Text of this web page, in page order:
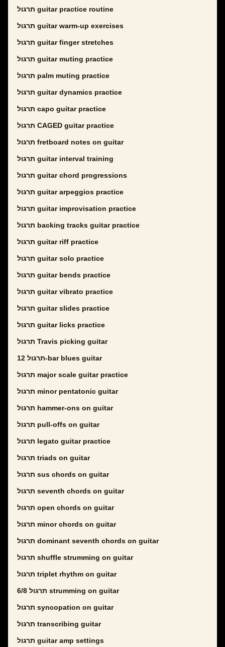
תרגול guitar practice routine
תרגול guitar warm-up exercises
תרגול guitar finger stretches
תרגול guitar muting practice
תרגול palm muting practice
תרגול guitar dynamics practice
תרגול capo guitar practice
תרגול CAGED guitar practice
תרגול fretboard notes on guitar
תרגול guitar interval training
תרגול guitar chord progressions
תרגול guitar arpeggios practice
תרגול guitar improvisation practice
תרגול backing tracks guitar practice
תרגול guitar riff practice
תרגול guitar solo practice
תרגול guitar bends practice
תרגול guitar vibrato practice
תרגול guitar slides practice
תרגול guitar licks practice
תרגול Travis picking guitar
תרגול 12-bar blues guitar
תרגול major scale guitar practice
תרגול minor pentatonic guitar
תרגול hammer-ons on guitar
תרגול pull-offs on guitar
תרגול legato guitar practice
תרגול triads on guitar
תרגול sus chords on guitar
תרגול seventh chords on guitar
תרגול open chords on guitar
תרגול minor chords on guitar
תרגול dominant seventh chords on guitar
תרגול shuffle strumming on guitar
תרגול triplet rhythm on guitar
תרגול 6/8 strumming on guitar
תרגול syncopation on guitar
תרגול transcribing guitar
תרגול guitar amp settings